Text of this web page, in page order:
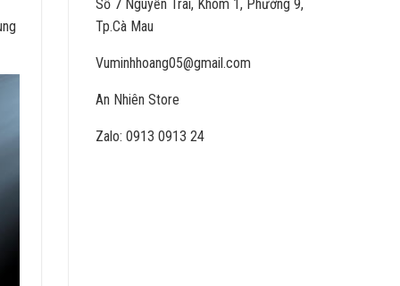
Số 7 Nguyễn Trãi, Khóm 1, Phường 9,
Tp.Cà Mau
Vuminhhoang05@gmail.com
An Nhiên Store
Zalo: 0913 0913 24